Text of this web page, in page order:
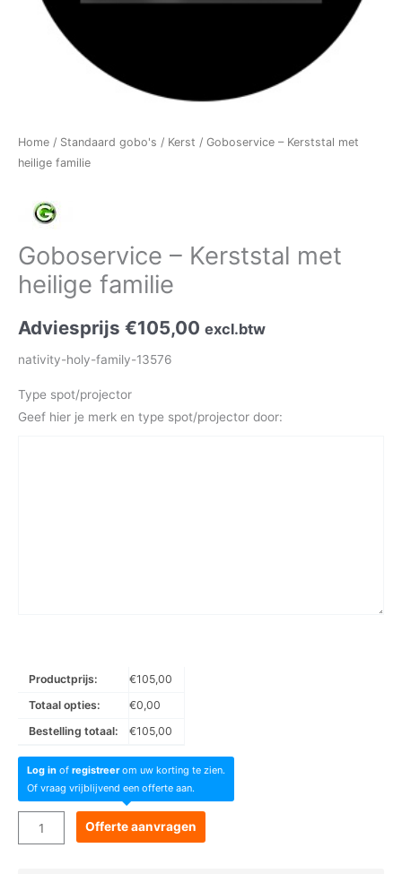
Home / Standaard gobo's / Kerst / Goboservice – Kerststal met
heilige familie
Goboservice – Kerststal met
heilige familie
Adviesprijs €105,00 excl.btw
nativity-holy-family-13576
Type spot/projector
Geef hier je merk en type spot/projector door:
Productprijs: €105,00
Totaal opties:
€0,00
Bestelling totaal:
€105,00
Log in of registreerom uw korting te zien.
Of vraag vrijblijvend een offerte aan.
Goboservice
-
Offerte aanvragen